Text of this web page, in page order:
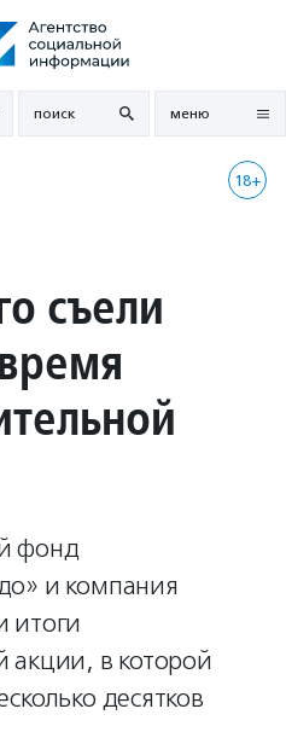
поиск меню
18+
съели
фонд
и компания
итоги
акции, в которой
десятков